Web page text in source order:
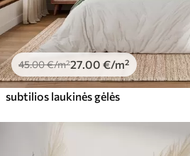
45.00€/m²27 .00 €/m²
subtilios laukinės gėlės